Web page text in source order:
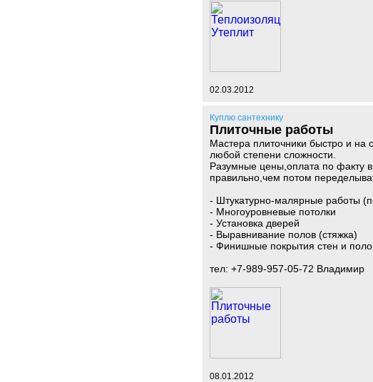
02.03.2012
Куплю сантехнику
Плиточные работы
Мастера плиточники быстро и на
любой степени сложности.
Разумные цены,оплата по факту
правильно,чем потом
- Штукатурно-малярные работы
- Многоуровневые потолки
- Установка дверей
- Выравнивание полов (стяжка)
- Финишные покрытия стен и
тел: +7-989-957-05-72 Владимир
08.01.2012